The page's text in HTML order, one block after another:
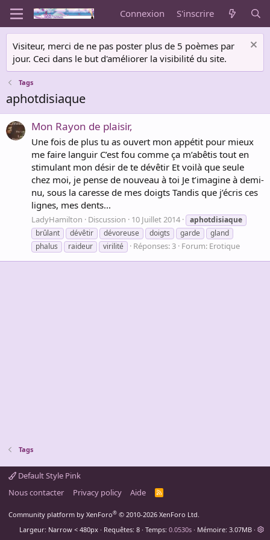
Connexion S'inscrire
Visiteur, merci de ne pas poster plus de 5 poèmes par
jour. Ceci dans le but d'améliorer la visibilité du site.
Tags
aphotdisiaque
Mon Rayon de plaisir,
Une fois de plus tu as ouvert mon appétit pour mieux
me faire languir C’est fou comme ça m’abêtis tout en
stimulant mon désir de te dévêtir Et voilà que seule
chez moi, je pense de nouveau à toi Je t’imagine à demi-
nu, sous la caresse de mes doigts Tandis que j’écris ces
lignes, mes dents...
LadyHamilton Discussion 10 Juillet 2014
aphotdisiaque
brûlant
dévêtir dévoreuse doigts garde
gland
phalus
raideur virilité Réponses: 3 Forum: Erotique
Tags
Default Style Pink
Nous contacter
Privacy policy Aide
R
Community platform by XenForo® © 2010-2026 XenForo Ltd.
Largeur
Requêtes 8 Temps 0.0530s Mémoire 3.07MB